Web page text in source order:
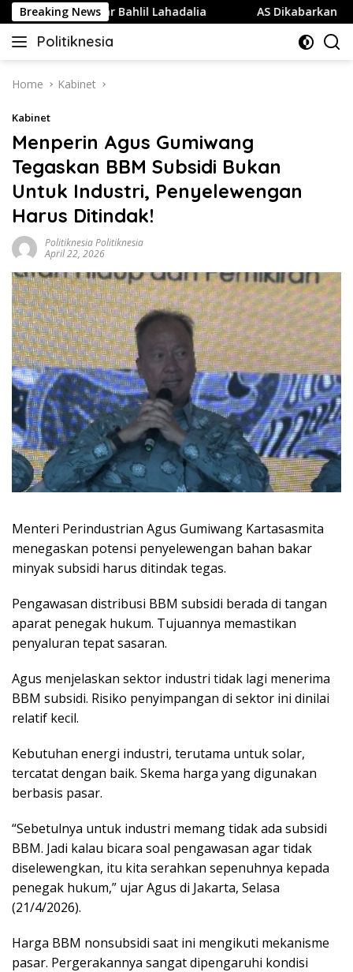
Skip
to
content
Breaking News
Partai Golkar Bahlil Lahadalia AS Dikabarkan
Politiknesia
Politiknesia.com
Home Kabinet
Kabinet
Menperin Agus Gumiwang
Tegaskan BBM Subsidi Bukan
Untuk Industri, Penyelewengan
Harus Ditindak!
Politiknesia Politiknesia
April 22, 2026
Menteri Perindustrian Agus Gumiwang Kartasasmita
menegaskan potensi penyelewengan bahan bakar
minyak subsidi harus ditindak tegas.
Pengawasan distribusi BBM subsidi berada di tangan
aparat penegak hukum. Tujuannya memastikan
penyaluran tepat sasaran.
Agus menjelaskan sektor industri tidak lagi menerima
BBM subsidi. Risiko penyimpangan di sektor ini dinilai
relatif kecil.
Kebutuhan energi industri, terutama untuk solar,
tercatat dengan baik. Skema harga yang digunakan
berbasis pasar.
“Sebetulnya untuk industri memang tidak ada subsidi
BBM. Jadi kalau bicara soal pengawasan agar tidak
diselewengkan, itu kita serahkan sepenuhnya kepada
penegak hukum,” ujar Agus di Jakarta, Selasa
(21/4/2026).
Harga BBM nonsubsidi saat ini mengikuti mekanisme
pasar. Pergerakannya sangat dipengaruhi kondisi